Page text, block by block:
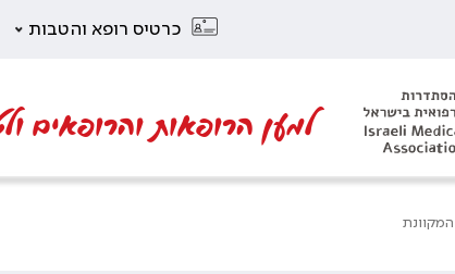
כרטיס רופא והטבות
למען הרופאות והרופאים